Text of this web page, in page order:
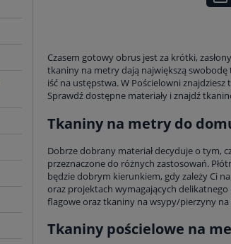
Czasem gotowy obrus jest za krótki,
tkaniny na metry dają największą
iść na ustępstwa. W Pościelowni
Sprawdź dostępne materiały i znajdź
Tkaniny na metry do
Dobrze dobrany materiał decyduje o tym,
przeznaczone do różnych zastosowań.
będzie dobrym kierunkiem, gdy zależy Ci
oraz projektach wymagających delikatnego
flagowe oraz tkaniny na wsypy/pierzyny
Tkaniny pościelowe na